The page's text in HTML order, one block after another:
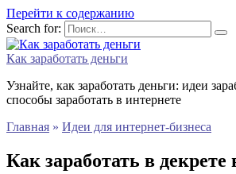
Перейти к содержанию
Search for:
Как заработать деньги
Узнайте, как заработать деньги: идеи
способы заработать в интернете
Главная » Идеи для интернет-бизнеса
Как заработать в декрете